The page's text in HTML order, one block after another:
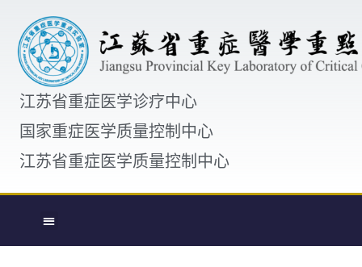
江苏省重症医学诊疗中心
国家重症医学质量控制中心
江苏省重症医学质量控制中心